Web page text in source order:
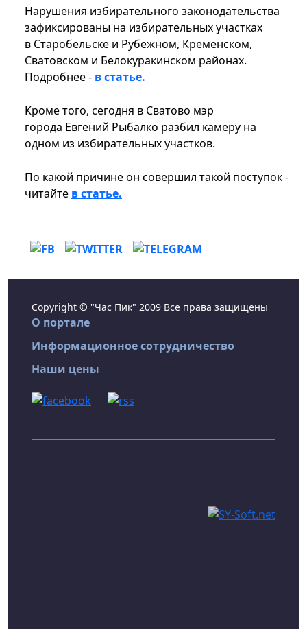
Нарушения избирательного законодательства
зафиксированы на избирательных участках
в Старобельске и Рубежном, Кременском,
Сватовском и Белокуракинском районах.
Подробнее - в статье.
Кроме того, сегодня в Сватово мэр
города Евгений Рыбалко разбил камеру на
одном из избирательных участков.
По какой причине он совершил такой поступок -
читайте в статье.
Copyright © "Час Пик" 2009 Все права защищены
О портале
Информационное сотрудничество
Наши цены